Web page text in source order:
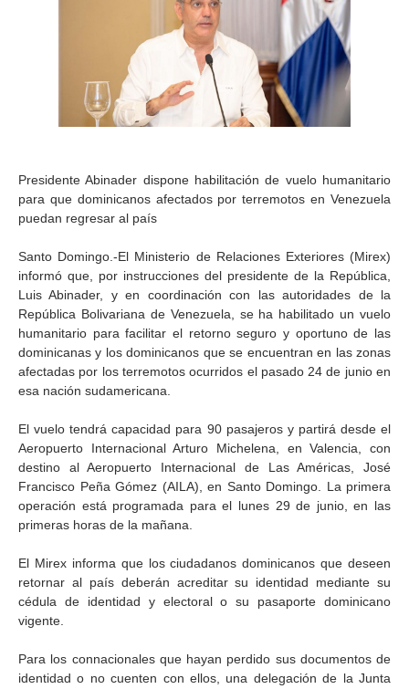
Presidente Abinader dispone habilitación de vuelo humanitario
para que dominicanos afectados por terremotos en Venezuela
puedan regresar al país
Santo Domingo.-El Ministerio de Relaciones Exteriores (Mirex)
informó que, por instrucciones del presidente de la República,
Luis Abinader, y en coordinación con las autoridades de la
República Bolivariana de Venezuela, se ha habilitado un vuelo
humanitario para facilitar el retorno seguro y oportuno de las
dominicanas y los dominicanos que se encuentran en las zonas
afectadas por los terremotos ocurridos el pasado 24 de junio en
esa nación sudamericana.
El vuelo tendrá capacidad para 90 pasajeros y partirá desde el
Aeropuerto Internacional Arturo Michelena, en Valencia, con
destino al Aeropuerto Internacional de Las Américas, José
Francisco Peña Gómez (AILA), en Santo Domingo. La primera
operación está programada para el lunes 29 de junio, en las
primeras horas de la mañana.
El Mirex informa que los ciudadanos dominicanos que deseen
retornar al país deberán acreditar su identidad mediante su
cédula de identidad y electoral o su pasaporte dominicano
vigente.
Para los connacionales que hayan perdido sus documentos de
identidad o no cuenten con ellos, una delegación de la Junta